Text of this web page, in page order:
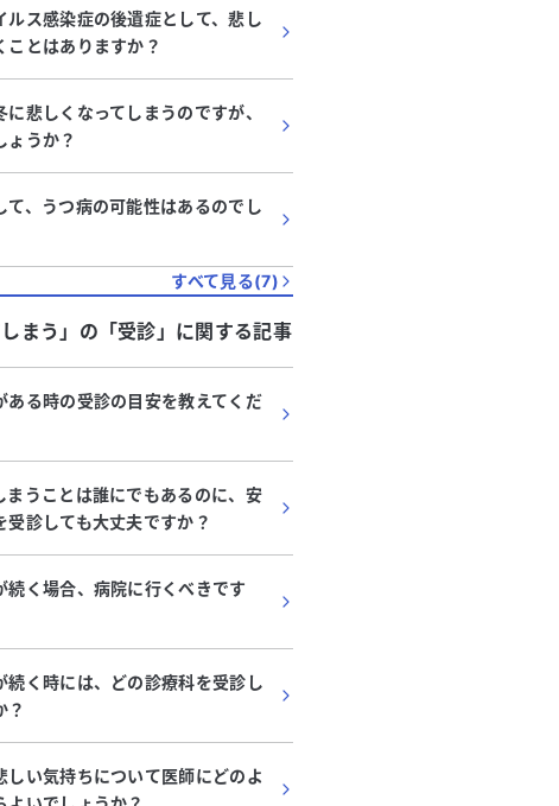
ルス感染症の後遺症として、悲し
ことはありますか？
悲しくなってしまうのですが、
ょうか？
て、うつ病の可能性はあるのでし
すべて見る(7)
まう」 の「受診 」に関する記事
ある時の受診の目安を教えてくだ
まうことは誰にでもあるのに、安
受診しても大丈夫ですか？
続く場合、病院に行くべきです
続く時には、どの診療科を受診し
？
しい気持ちについて医師にどのよ